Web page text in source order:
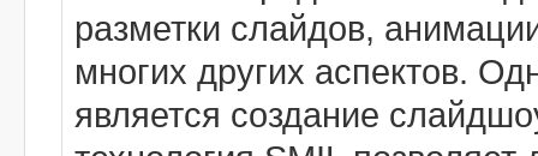
разметки слайдов,
многих других аспектов.
является создание